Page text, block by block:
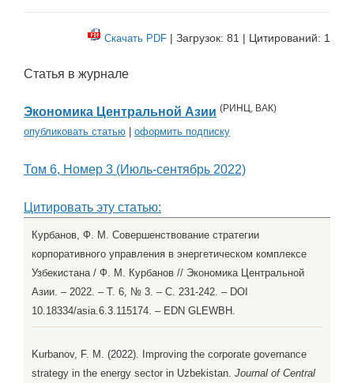
Скачать PDF | Загрузок: 81 | Цитирований: 1
Статья в журнале
Экономика Центральной Азии (РИНЦ, ВАК)
опубликовать статью оформить подписку
Том 6, Номер 3 (Июль-сентябрь 2022)
Цитировать эту статью:
Курбанов, Ф. М. Совершенствование стратегии
корпоративного управления в энергетическом комплексе
Узбекистана / Ф. М. Курбанов // Экономика Центральной
Азии. – 2022. – Т. 6, № 3. – С. 231-242. – DOI
10.18334/asia.6.3.115174. – EDN GLEWBH.
Kurbanov, F. M. (2022). Improving the corporate governance
strategy in the energy sector in Uzbekistan. Journal of Central